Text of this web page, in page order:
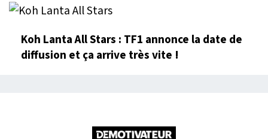
Koh Lanta All Stars : TF1 annonce la date de
diffusion et ça arrive très vite !